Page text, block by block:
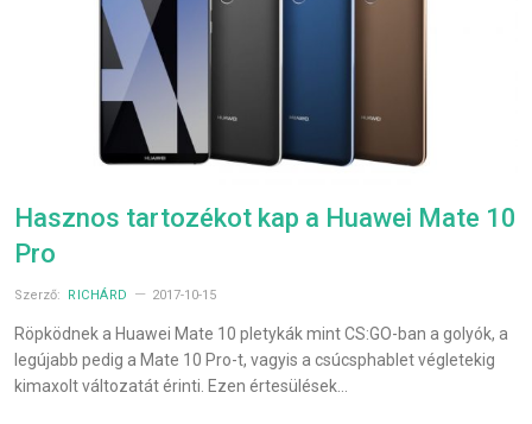
Hasznos tartozékot kap a Huawei Mate 10
Pro
Szerző: RICHÁRD 2017-10-15
Röpködnek a Huawei Mate 10 pletykák mint CS:GO-ban a golyók, a
legújabb pedig a Mate 10 Pro-t, vagyis a csúcsphablet végletekig
kimaxolt változatát érinti. Ezen értesülések…